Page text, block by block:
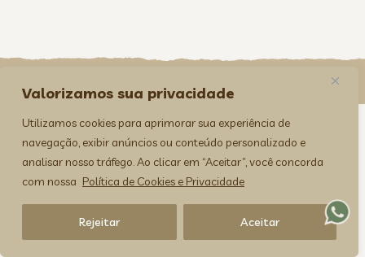
Valorizamos sua privacidade
Utilizamos cookies para aprimorar sua experiência de
navegação, exibir anúncios ou conteúdo personalizado e
analisar nosso tráfego. Ao clicar em “Aceitar”, você concorda
com nossa Política de Cookies e Privacidade
Rejeitar Aceitar